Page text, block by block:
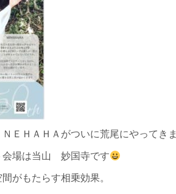
ＥＨＡＨＡがついに荒尾にやってき
会場は当山 妙国寺です
がもたらす相乗効果。